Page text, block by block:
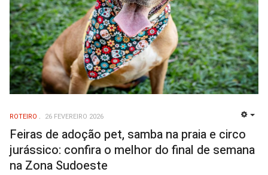
ROTEIRO 26 FEVEREIRO 2026
Feiras de adoção pet, samba na praia e circo
jurássico: confira o melhor do final de semana
na Zona Sudoeste